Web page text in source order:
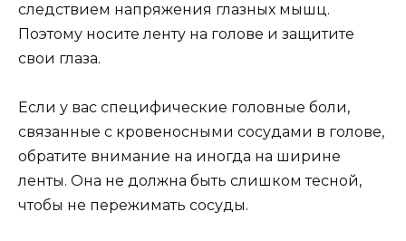
следствием напряжения глазных мышц.
Поэтому носите ленту на голове и защитите
свои глаза.
Если у вас специфические головные боли,
связанные с кровеносными сосудами в голове,
обратите внимание на иногда на ширине
ленты. Она не должна быть слишком тесной,
чтобы не пережимать сосуды.